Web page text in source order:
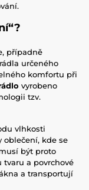
případně
určeného
komfortu při
vyrobeno
tzv.
vlhkosti
oblečení, kde se
být proto
tvaru a povrchové
a transportují